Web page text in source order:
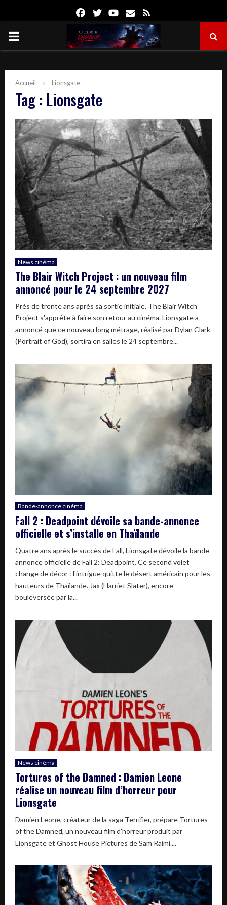
FacebookTwitterYoutube
Email
PRIMARY
Accueil Lionsgate
Tag : Lionsgate
News cinéma
The Blair Witch Project : un nouveau film
annoncé pour le 24 septembre 2027
Près de trente ans après sa sortie initiale, The Blair Witch
Project s'apprête à faire son retour au cinéma. Lionsgate a
annoncé que ce nouveau long métrage, réalisé par Dylan Clark
(Portrait of God), sortira en salles le 24 septembre...
Bande-annonce cinéma
Fall 2 : Deadpoint dévoile sa bande-annonce
officielle et s’installe en Thaïlande
Quatre ans après le succès de Fall, Lionsgate dévoile la bande-
annonce officielle de Fall 2: Deadpoint. Ce second volet
change de décor : l'intrigue quitte le désert américain pour les
hauteurs de Thaïlande. Jax (Harriet Slater), encore
bouleversée par la...
News cinéma
Tortures of the Damned : Damien Leone
réalise un nouveau film d’horreur pour
Lionsgate
Damien Leone, créateur de la saga Terrifier, prépare Tortures
of the Damned, un nouveau film d’horreur produit par
Lionsgate et Ghost House Pictures de Sam Raimi....